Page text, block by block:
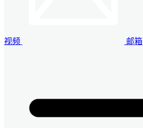
视频 邮箱